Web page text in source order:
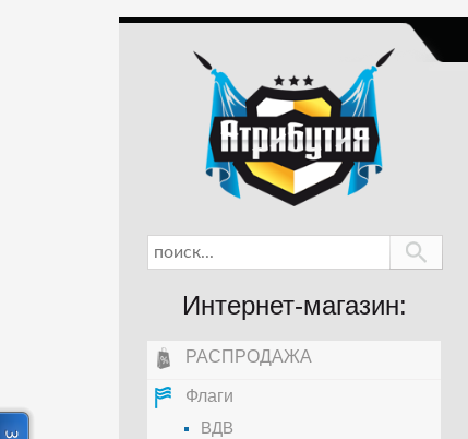
Интернет-магазин:
РАСПРОДАЖА
Флаги
ВДВ